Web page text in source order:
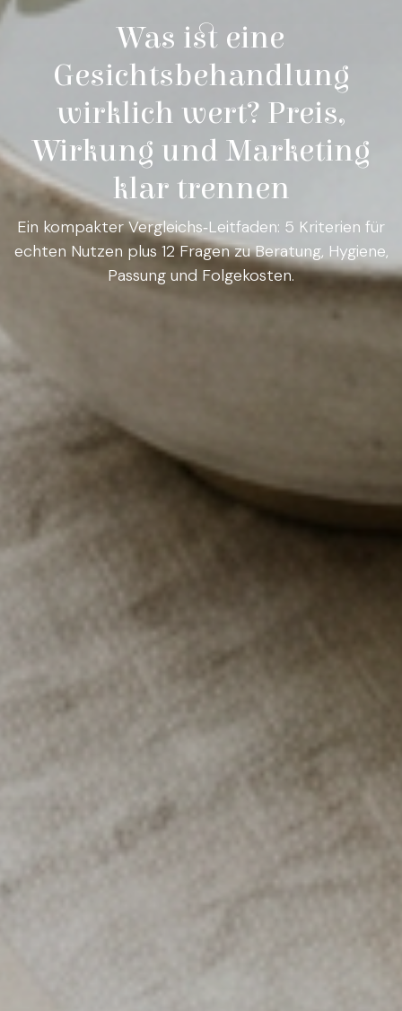
Was ist eine
Gesichtsbehandlung
wirklich wert? Preis,
Wirkung und Marketing
klar trennen
Ein kompakter Vergleichs‑Leitfaden: 5 Kriterien für
echten Nutzen plus 12 Fragen zu Beratung, Hygiene,
Passung und Folgekosten.